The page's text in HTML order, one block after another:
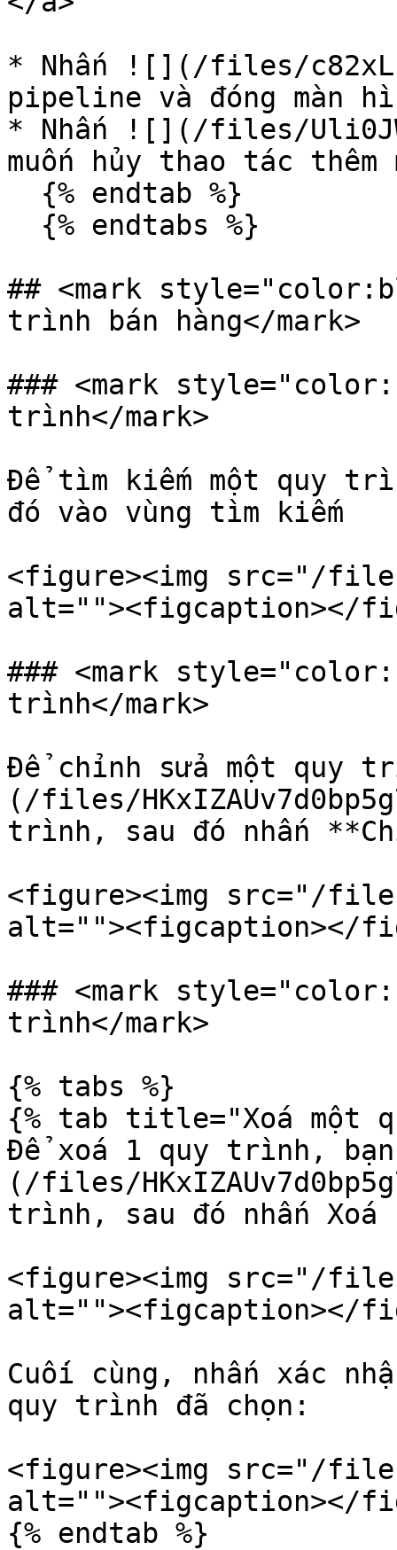
* Nhấn ![](/files/
pipeline và đóng màn
* Nhấn ![](/files/
muốn hủy thao tác thêm
## <mark
trình bán hàng</mark>
### <mark
trình</mark>
Để tìm kiếm một quy
đó vào vùng tìm kiếm
<figure><img src="/files/
alt=""><figcaption></
### <mark
trình</mark>
Để chỉnh sửa một quy
(/files/
trình, sau đó nhấn
<figure><img src="/
alt=""><figcaption></
### <mark
trình</mark>
{% tabs %}
{% tab title="Xoá một
Để xoá 1 quy trình,
(/files/
trình, sau đó nhấn Xoá
<figure><img src="/files/
alt=""><figcaption></
Cuối cùng, nhấn xác
quy trình đã chọn:
<figure><img src="/files/
alt=""><figcaption></
{% endtab %}